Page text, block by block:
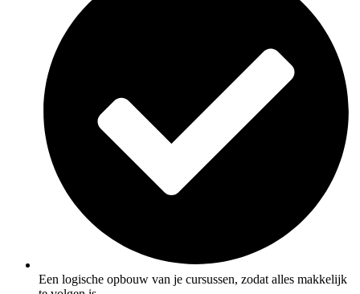
Een logische opbouw van je cursussen, zodat alles makkelijk